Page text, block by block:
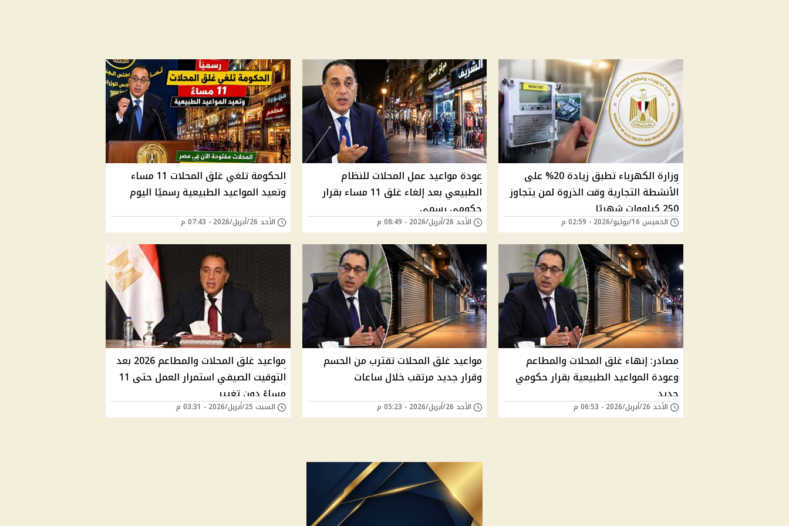
وزارة الكهرباء تطبق زيادة 20% على
الأنشطة التجارية وقت الذروة لمن يتجاوز
250 كيلووات شهريًا
الخميس 16/يوليو/2026 - 02:59 م
عودة مواعيد عمل المحلات للنظام
الطبيعي بعد إلغاء غلق 11 مساء بقرار
حكومي رسمي
الأحد 26/أبريل/2026 - 08:49 م
الحكومة تلغي غلق المحلات 11 مساء
وتعيد المواعيد الطبيعية رسميًا اليوم
الأحد 26/أبريل/2026 - 07:43 م
مصادر: إنهاء غلق المحلات والمطاعم
وعودة المواعيد الطبيعية بقرار حكومي
جديد
الأحد 26/أبريل/2026 - 06:53 م
مواعيد غلق المحلات تقترب من الحسم
وقرار جديد مرتقب خلال ساعات
الأحد 26/أبريل/2026 - 05:23 م
مواعيد غلق المحلات والمطاعم 2026 بعد
التوقيت الصيفي استمرار العمل حتى 11
مساءً دون تغيير
السبت 25/أبريل/2026 - 03:31 م